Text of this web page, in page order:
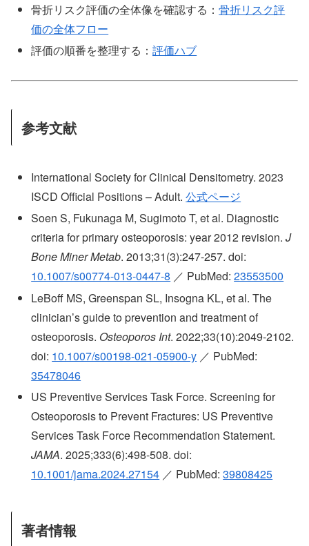
骨折リスク評価の全体像を確認する：骨折リスク評
価の全体フロー
評価の順番を整理する：評価ハブ
参考文献
International Society for Clinical Densitometry. 2023
ISCD Official Positions – Adult.公式ページ
Soen S, Fukunaga M, Sugimoto T, et al. Diagnostic
criteria for primary osteoporosis: year 2012 revision.J
Bone Miner Metab. 2013;31(3):247-257. doi:
10.1007/s00774-013-0447-8 ／ PubMed:23553500
LeBoff MS, Greenspan SL, Insogna KL, et al. The
clinician’s guide to prevention and treatment of
osteoporosis. Osteoporos Int. 2022;33(10):2049-2102.
doi: 10.1007/s00198-021-05900-y ／ PubMed:
35478046
US Preventive Services Task Force. Screening for
Osteoporosis to Prevent Fractures: US Preventive
Services Task Force Recommendation Statement.
JAMA. 2025;333(6):498-508. doi:
10.1001/jama.2024.27154 ／ PubMed:39808425
著者情報